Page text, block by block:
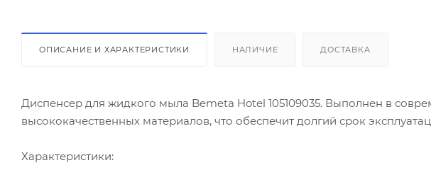
ОПИСАНИЕ И ХАРАКТЕРИСТИКИ НАЛИЧИЕ ДОСТАВКА
Диспенсер для жидкого мыла Bemeta Hotel 105109035. Выполнен в
высококачественных материалов, что обеспечит долгий срок
Характеристики: